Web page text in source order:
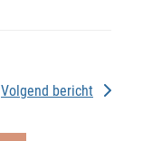
Volgend bericht